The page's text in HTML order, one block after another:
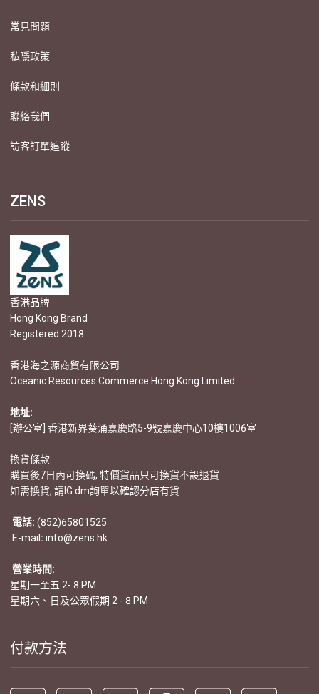
常見問題
私隱政策
條款和細則
聯絡我們
訪客訂單追蹤
ZENS
香港品牌
Hong Kong Brand
Registered 2018
香港海之源商貿有限公司
Oceanic Resources Commerce Hong Kong Limited
地址:
[辦公室] 香港新界葵涌嘉慶路5-9號嘉慶中心10樓1006室
換貨條款:
購買後7日內可換碼, 特價貨品只可換貨不設退貨
如需換貨, 請IG dm詢單以確認分店有貨
電話: (852)65801525
E-mail : info@zens.hk
營業時間:
星期一至五 2- 8 PM
星期六、日及公眾假期 2 - 8 PM
付款方法